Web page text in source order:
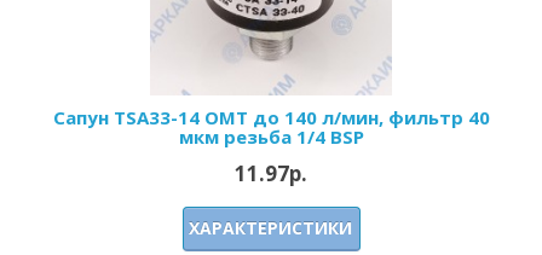
Сапун TSA33-14 OMT до 140 л/мин, фильтр 40
мкм резьба 1/4 BSP
11.97р.
ХАРАКТЕРИСТИКИ